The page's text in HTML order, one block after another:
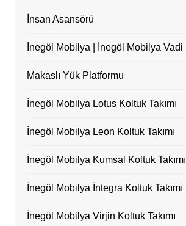
İnsan Asansörü
İnegöl Mobilya | İnegöl Mobilya Vadi
Makaslı Yük Platformu
İnegöl Mobilya Lotus Koltuk Takımı
İnegöl Mobilya Leon Koltuk Takımı
İnegöl Mobilya Kumsal Koltuk Takımı
İnegöl Mobilya İntegra Koltuk Takımı
İnegöl Mobilya Virjin Koltuk Takımı